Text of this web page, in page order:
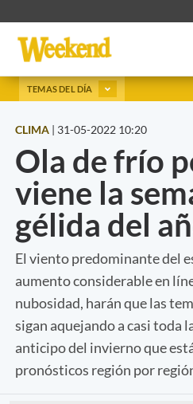
TEMAS DEL DÍA
CLIMA | 31-05-2022 10:20
Ola de frío
viene la
gélida del
El viento predominante del
aumento considerable en
nubosidad, harán que las
sigan aquejando a casi toda
anticipo del invierno que
pronósticos región por